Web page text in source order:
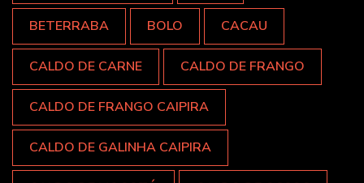
BETERRABA BOLO CACAU
CALDO DE CARNE CALDO DE FRANGO
CALDO DE FRANGO CAIPIRA
CALDO DE GALINHA CAIPIRA